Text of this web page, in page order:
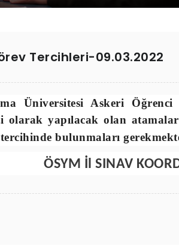
Tercihleri-09.03.2022
Üniversitesi Askeri Öğrenci
olarak yapılacak olan
bulunmaları
ÖSYM İl SINAV